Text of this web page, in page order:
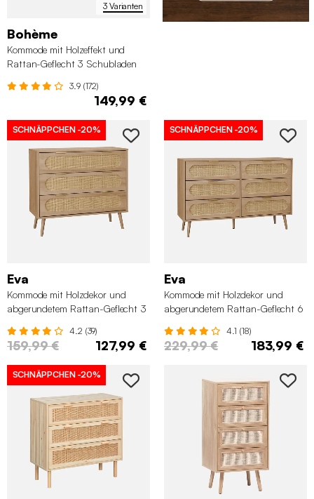
3 Varianten
Bohème
Kommode mit Holzeffekt und
Rattan-Geflecht 3 Schubladen
3.9 (172)
149,99 €
SCHNÄPPCHEN -20%
Eva
Kommode mit Holzdekor und
abgerundetem Rattan-Geflecht 3
4.2 (39)
159,99 € 127,99 €
SCHNÄPPCHEN -20%
Eva
Kommode mit Holzdekor und
abgerundetem Rattan-Geflecht 6
4.1 (18)
229,99 € 183,99 €
SCHNÄPPCHEN -20%